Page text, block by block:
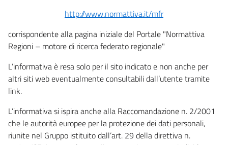
http://www.normattiva.it/mfr
corrispondente alla pagina iniziale del Portale "Normattiva
Regioni – motore di ricerca federato regionale"
L’informativa è resa solo per il sito indicato e non anche per
altri siti web eventualmente consultabili dall’utente tramite
link.
L’informativa si ispira anche alla Raccomandazione n. 2/2001
che le autorità europee per la protezione dei dati personali,
riunite nel Gruppo istituito dall’art. 29 della direttiva n.